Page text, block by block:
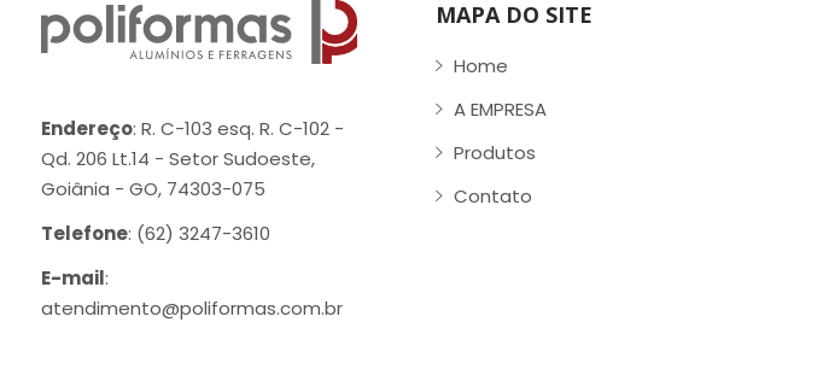
Endereço: R. C-103 esq. R. C-102 -
Qd. 206 Lt.14 - Setor Sudoeste,
Goiânia - GO, 74303-075
Telefone: (62) 3247-3610
E-mail:
atendimento@poliformas.com.br
MAPA DO SITE
Home
A EMPRESA
Produtos
Contato